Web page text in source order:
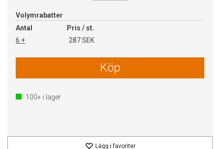
Volymrabatter
Antal
Pris / st.
6 +
287 SEK
Köp
100+ i lager
Lägg i favoriter